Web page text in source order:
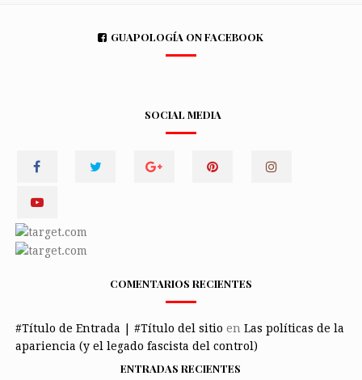
GUAPOLOGÍA ON FACEBOOK
SOCIAL MEDIA
COMENTARIOS RECIENTES
#Título de Entrada | #Título del sitio en Las políticas de la
apariencia (y el legado fascista del control)
ENTRADAS RECIENTES